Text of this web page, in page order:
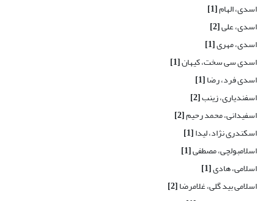
اسدی، الهام[1]
اسدی، علی[2]
اسدی، مهری[1]
اسدی سی سخت، کیهان[1]
اسدی فرد، رضا[1]
اسفندیاری، زینب[2]
اسفیدانی، محمد رحیم[2]
اسکندری نژاد، لیدا[1]
اسلامبولچی، مصطفی[1]
اسلامی، هادی[1]
اسلامی بید گلی، غلامرضا[2]